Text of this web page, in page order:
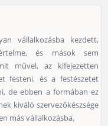
vállalkozásba kezdett,
és mások sem
művel, az kifejezetten
festeni, és a festészetet
de ebben a formában ez
kiváló szervezőkészsége
más vállalkozásba.